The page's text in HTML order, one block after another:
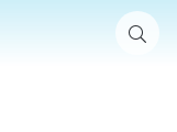
dung